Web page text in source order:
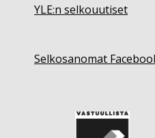
YLE:n selkouutiset
Selkosanomat